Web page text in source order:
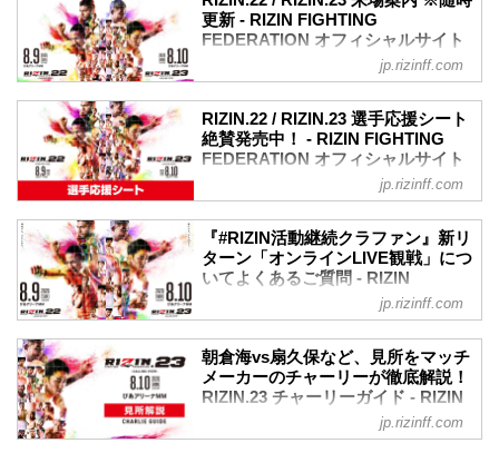
っか...
RIZIN FF公式Youtubeチャンネル
RIZIN FF公式Youtubeのチャンネル登録
をしてリマインダー設定をしておくと、
LIVE配信開始の通知を受け取ることがで
きるぞ！この機会に是非、RIZIN FF公式
Yo...
OVER - の見所を、RIZINマッチメイク担
当のチャーリーが徹底解説する『チャー
トロングポイントを把握すれば、試合観
戦がもっと楽しくなる！観戦前に是非チ
ェックしておこう！
SNSをフォローして最新のチャーリーガ
イドをチェック！
RIZINオフィシャルSNSをフォローすると
最新のチャーリーガイドがチェックでき
る！お見逃しなく！
※こちらのページは随時、追加...
更新 - RIZIN FIGHTING
FEDERATION オフィシャルサイト
8月9日（日）、10日（祝・月）ぴあアリ
の大会当日の会場について、現時点で決
定している事についてご案内いたしま
す。「※未定」の項目については、詳細
が決まり次第、随時更新いたします。
7月30日（木）当日券情報を更新しまし
た。
7月29日（水）ファンクラブブース情報を
追加致しました。
開催日時
RIZIN.22
2020年8月9日（日）14:00開始
RIZIN.23
2020年8月10日（祝・月）14:00開...
jp.rizinff.com
RIZIN.22 / RIZIN.23 選手応援シート
絶賛発売中！ - RIZIN FIGHTING
FEDERATION オフィシャルサイト
8月9日（日）、10日（祝・月）ぴあアリ
STARTING OVER - / RIZIN.23 -
CALLING OVER -の選手応援シートが絶
賛発売中だ！
好きな選手の応援シートを購入して、会
※SRS席はまとまったお席になります。
自由席の応援シートに関しましては、整
理番号順で入場していただき、お好きな
お席で観戦していただけます。各選手の
応援シートごとにお席位置はまとまりま
せんが、お好きなお席に座っていただ
jp.rizinff.com
『#RIZIN活動継続クラファン』新リ
ターン「オンラインLIVE観戦」につ
いてよくあるご質問 - RIZIN
FIGHTING FEDERATION オフィシ
ャルサイト
現在実施中の『#RIZIN活動継続クラファ
ン』の新たなリターンとして追加された
「オンラインLIVE観戦チケット」につい
て、お問合せの多い内容をまとめまし
た。お問合せの前にご一読下さい。
jp.rizinff.com
朝倉海vs扇久保など、見所をマッチ
メーカーのチャーリーが徹底解説！
RIZIN.23 チャーリーガイド - RIZIN
FIGHTING FEDERATION オフィシ
ャルサイト
jp.rizinff.com